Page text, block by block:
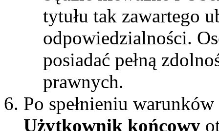
tytułu tak zawartego
odpowiedzialności.
posiadać pełną
prawnych.
Po spełnieniu
Użytkownik końcowy